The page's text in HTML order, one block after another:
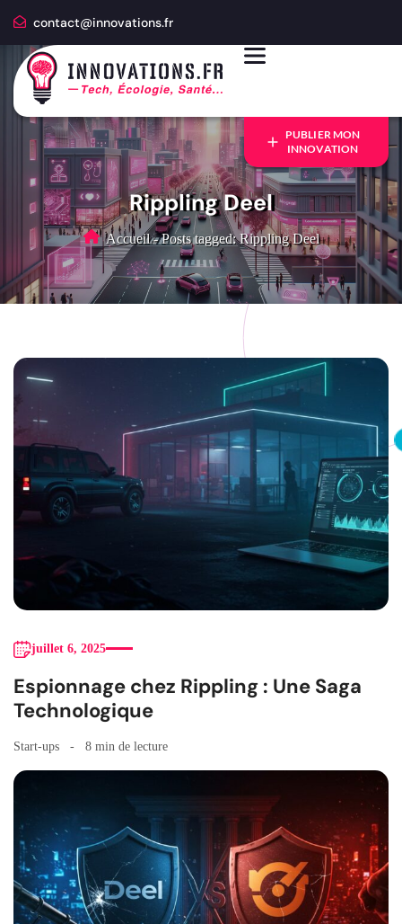
contact@innovations.fr
PUBLIER MON
INNOVATION
Rippling Deel
Accueil - Posts tagged: Rippling Deel
juillet 6, 2025
Espionnage chez Rippling : Une Saga
Technologique
Start-ups 8 min de lecture